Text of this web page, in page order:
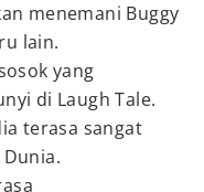
menemani Buggy
lain.
yang
di Laugh Tale.
terasa sangat